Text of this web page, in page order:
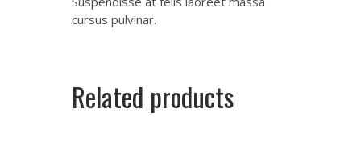
cursus pulvinar.
Related products